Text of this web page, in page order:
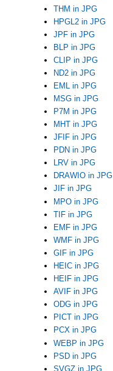
THM in JPG
HPGL2 in JPG
JPF in JPG
BLP in JPG
CLIP in JPG
ND2 in JPG
EML in JPG
MSG in JPG
P7M in JPG
MHT in JPG
JFIF in JPG
PDN in JPG
LRV in JPG
DRAWIO in JPG
JIF in JPG
MPO in JPG
TIF in JPG
EMF in JPG
WMF in JPG
GIF in JPG
HEIC in JPG
HEIF in JPG
AVIF in JPG
ODG in JPG
PICT in JPG
PCX in JPG
WEBP in JPG
PSD in JPG
SVGZ in JPG